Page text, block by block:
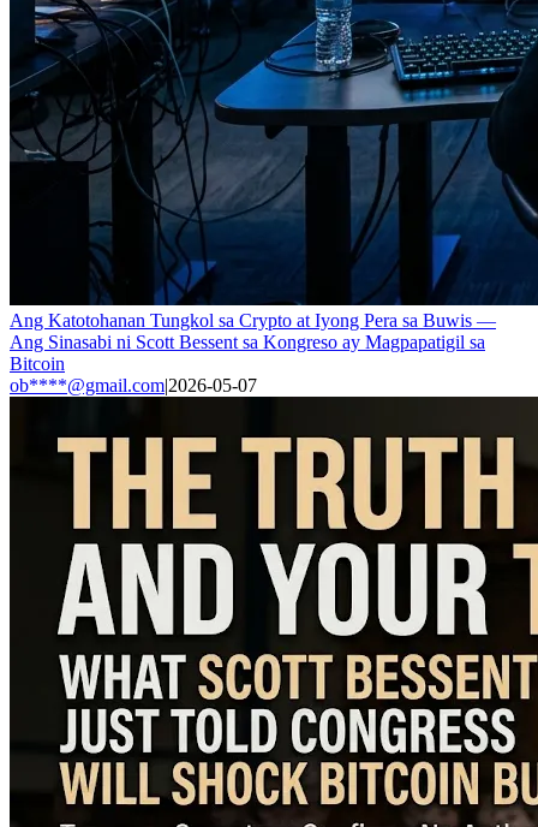
Ang Katotohanan Tungkol sa Crypto at Iyong Pera sa Buwis —
Ang Sinasabi ni Scott Bessent sa Kongreso ay Magpapatigil sa
Bitcoin
ob****@gmail.com|2026-05-07